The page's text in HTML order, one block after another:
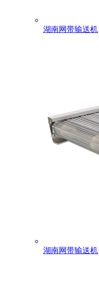
湖南网带输送机
湖南网带输送机